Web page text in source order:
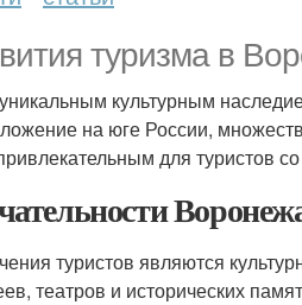
туризма в
культурным
на юге России,
для туристов
туристов являются
театров и исторических